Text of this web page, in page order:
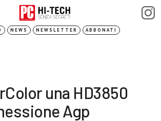
NEWS NEWSLETTER ABBONATI
una HD3850
Agp